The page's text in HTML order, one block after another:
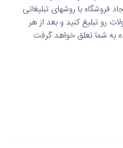
فروشگاه با روشهای تبلیغاتی
رو تبلیغ کنید و بعد از هر
شما تعلق خواهد گرفت